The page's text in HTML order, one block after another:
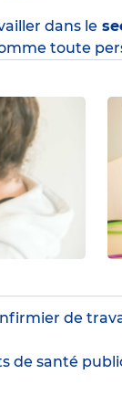
dans le
toute
de
de santé